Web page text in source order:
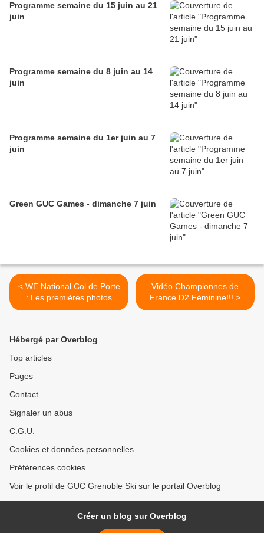
Programme semaine du 15 juin au 21
juin
Programme semaine du 8 juin au 14
juin
Programme semaine du 1er juin au 7
juin
Green GUC Games - dimanche 7 juin
< WE National Col de Porte
: Les premières photos
Vidéo Championnes de
France D2 Féminine!!! >
Hébergé par Overblog
Top articles
Pages
Contact
Signaler un abus
C.G.U.
Cookies et données personnelles
Préférences cookies
Voir le profil de GUC Grenoble Ski sur le portail Overblog
Créer un blog sur Overblog